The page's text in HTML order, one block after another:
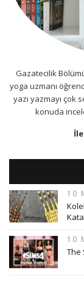
Gazatecilik
yoga uzmanı
yazı yazmayı çok
konuda
10
10
The